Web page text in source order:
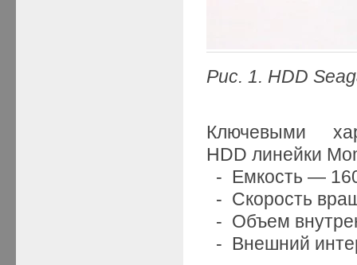
Рис. 1. HDD
Ключевыми
HDD линейки
- Емкость —
- Скорость
- Объем
- Внешний